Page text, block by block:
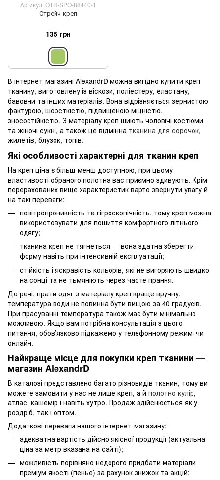
Артикул: OTR-SPO-88440-1
Стрейч креп
135 грн
В інтернет-магазині AlexandrD можна вигідно купити креп
тканину, виготовлену із віскози, поліестеру, еластану,
бавовни та інших матеріалів. Вона відрізняється зернистою
фактурою, шорсткістю, підвищеною міцністю,
зносостійкістю. З матеріалу креп шиють чоловічі костюми
та жіночі сукні, а також це відмінна тканина для сорочок,
жилетів, блузок, топів.
Які особливості характерні для тканин креп
На креп ціна є більш-менш доступною, при цьому
властивості обраного полотна вас приємно здивують. Крім
перерахованих вище характеристик варто звернути увагу й
на такі переваги:
повітропроникність та гігроскопічність, тому креп можна
використовувати для пошиття комфортного літнього
одягу;
тканина креп не тягнеться — вона здатна зберегти
форму навіть при інтенсивній експлуатації;
стійкість і яскравість кольорів, які не вигоряють швидко
на сонці та не тьмяніють через часте прання.
До речі, прати одяг з матеріалу креп краще вручну,
температура води не повинна бути вищою за 40 градусів.
При прасуванні температура також має бути мінімально
можливою. Якщо вам потрібна консультація з цього
питання, обов’язково підкажемо у телефонному режимі чи
онлайн.
Найкраще місце для покупки креп тканини —
магазин AlexandrD
В каталозі представлено багато різновидів тканин, тому ви
можете замовити у нас не лише креп, а й полотно кулір,
атлас, кашемір і навіть хутро. Продаж здійснюється як у
роздріб, так і оптом.
Додаткові переваги нашого інтернет-магазину:
адекватна вартість дійсно якісної продукції (актуальна
ціна за метр вказана на сайті);
можливість порівняно недорого придбати матеріали
преміум якості (пенье) за рахунок знижок та акцій;